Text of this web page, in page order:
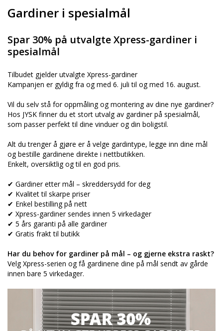
Gardiner i spesialmål
Spar 30% på utvalgte Xpress-gardiner i
spesialmål
Tilbudet gjelder utvalgte Xpress-gardiner
Kampanjen er gyldig fra og med 6. juli til og med 16. august.
Vil du selv stå for oppmåling og montering av dine nye gardiner?
Hos JYSK finner du et stort utvalg av gardiner på spesialmål,
som passer perfekt til dine vinduer og din boligstil.
Alt du trenger å gjøre er å velge gardintype, legge inn dine mål
og bestille gardinene direkte i nettbutikken.
Enkelt, oversiktlig og til en god pris.
✔ Gardiner etter mål – skreddersydd for deg
✔ Kvalitet til skarpe priser
✔ Enkel bestilling på nett
✔ Xpress-gardiner sendes innen 5 virkedager
✔ 5 års garanti på alle gardiner
✔ Gratis frakt til butikk
Har du behov for gardiner på mål – og gjerne ekstra raskt?
Velg Xpress-serien og få gardinene dine på mål sendt av gårde
innen bare 5 virkedager.